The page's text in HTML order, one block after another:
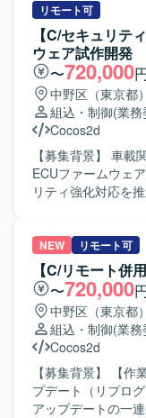
プデート(リプログ
プデートの一連処
（ISO/SAE 21434
存の診断やリプロ
けライブラリの組
結合、システム)お
ニュアルなど各種
ます。 【求める人物像】 報告・連絡・相談および提案が適
切に行え、自身の
を求めております
ながら、スピード
プデートやセキュ
に携わることがで
ティ対応の知見を
み込み開発やC言語
しつつ、アジャイ
で幅広い工程に関与できる
を用いたNonOS環
RedmineやJIRAな
アジャイル開発の
ます。
リモート可
【C/セキュリテ
ウェア試作開発
〜720,000
中野区（東京都）
組込・制御(業
Cocos2d
【募集背景】 車
ECUファームウェ
リティ強化対応を
能改修およびファ
キュリティ強化対
能の対応、リプロ
けライブラリの組
合/システム)および
様書兼報告書/マニュ
る人物像】 報告・
自身の進捗管理を
ード感と責任感を
ョンを円滑に進められる
NEW リモート可
【C/リモート併
〜720,000
中野区（東京都）
組込・制御(業
Cocos2d
【募集背景】 【作業内容】 車載ECUのファームウェアアッ
プデート（リプロ
アップデートの一